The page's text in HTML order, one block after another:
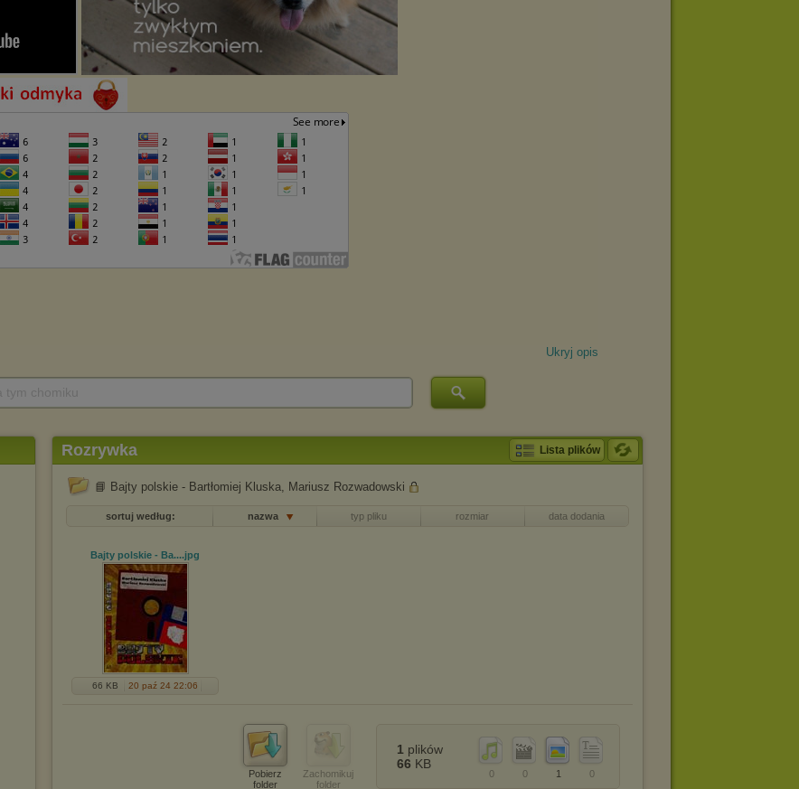
Ukryj opis
Rozrywka Lista plików
📘 Bajty polskie - Bartłomiej Kluska, Mariusz Rozwadowski
sortuj według: nazwa typ pliku rozmiar data dodania
Bajty polskie - Ba....jpg
66 KB 20 paź 24 22:06
Pobierz
folder
Zachomikuj
folder
0
1
0
0
1 plików
66 KB